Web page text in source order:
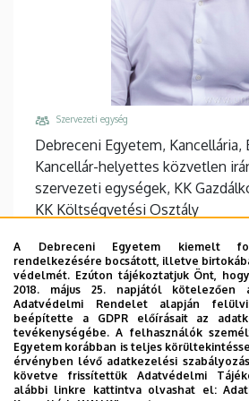
Szervezeti egység
Debreceni Egyetem, Kancellária,
Kancellár-helyettes közvetlen
szervezeti egységek, KK
KK Költségvetési Osztály
+36 52 411 717 / 30059
Email
arany.laszlo@med.unideb.hu
Cím
4032 Debrecen Nagyerdei körút
Épület, emelet, ajtó
A Debreceni Egyetem kiemelt
rendelkezésére bocsátott, illetve
védelmét. Ezúton tájékoztatjuk Önt,
2018. május 25. napjától kötelezően
Adatvédelmi Rendelet alapján
beépítette a GDPR előírásait az
tevékenységébe. A felhasználók
Egyetem korábban is teljes
érvényben lévő adatkezelési
követve frissítettük Adatvédelmi
alábbi linkre kattintva olvashat el: